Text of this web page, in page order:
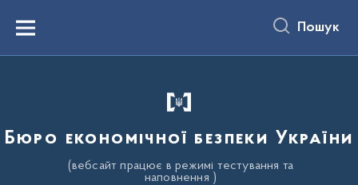
вмістуMenu Пошук
Бюро економічної безпеки України
(вебсайт працює в режимі тестування та
наповнення )